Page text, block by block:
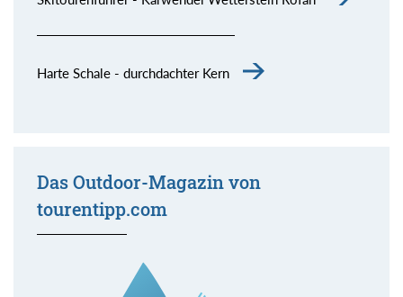
Harte Schale - durchdachter Kern
Das Outdoor-Magazin von
tourentipp.com